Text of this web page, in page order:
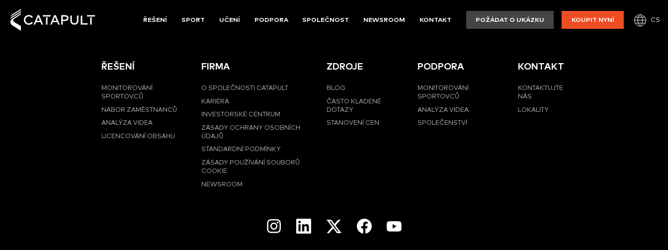
ŘEŠENÍ SPORT UČENÍ PODPORA SPOLEČNOST NEWSROOM KONTAKT POŽÁDAT O UKÁZKU KOUPIT NYNÍ CS
ŘEŠENÍ
MONITOROVÁNÍ
SPORTOVCŮ
NÁBOR ZAMĚSTNANCŮ
ANALÝZA VIDEA
LICENCOVÁNÍ OBSAHU
FIRMA
O SPOLEČNOSTI CATAPULT
KARIÉRA
INVESTORSKÉ CENTRUM
ZÁSADY OCHRANY OSOBNÍCH
ÚDAJŮ
STANDARDNÍ PODMÍNKY
ZÁSADY POUŽÍVÁNÍ SOUBORŮ
COOKIE
NEWSROOM
ZDROJE
BLOG
ČASTO KLADENÉ
DOTAZY
STANOVENÍ CEN
PODPORA
MONITOROVÁNÍ
SPORTOVCŮ
ANALÝZA VIDEA
SPOLEČENSTVÍ
KONTAKT
KONTAKTUJTE
NÁS
LOKALITY